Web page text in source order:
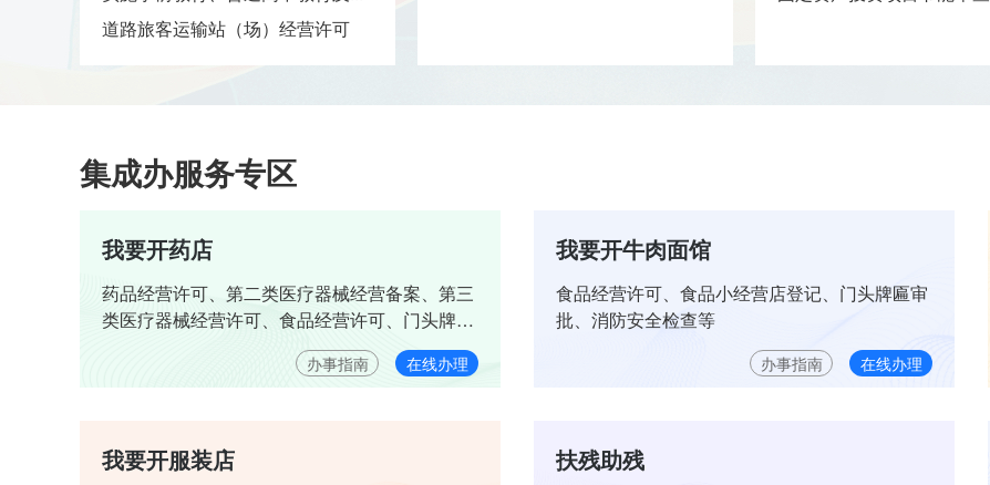
道路旅客运输站（场）经营许可
集成办服务专区
我要开药店
药品经营许可、第二类医疗器械经营备案、第三
类医疗器械经营许可、食品经营许可、门头牌匾
办事指南 在线办理
我要开牛肉面馆
食品经营许可、食品小经营店登记、门头牌匾审
批、消防安全检查等
办事指南 在线办理
我要开服装店 扶残助残